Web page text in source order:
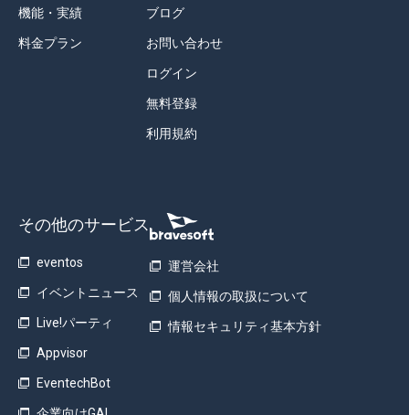
機能・実績
料金プラン
ブログ
お問い合わせ
ログイン
無料登録
利用規約
その他のサービス
eventos
イベントニュース
Live!パーティ
Appvisor
EventechBot
運営会社
個人情報の取扱について
情報セキュリティ基本方針